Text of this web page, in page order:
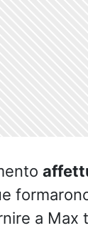
a Max